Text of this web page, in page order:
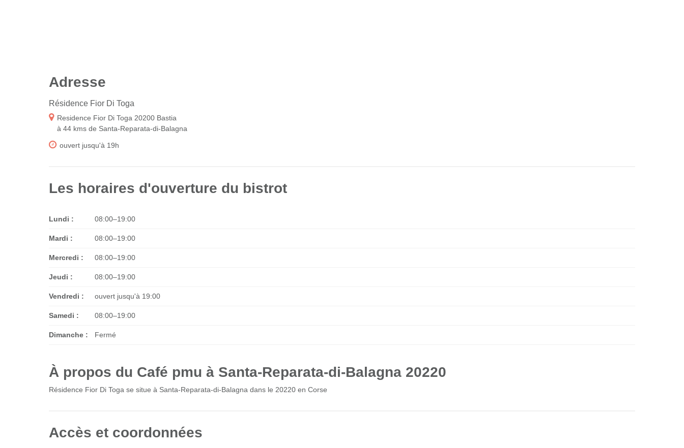
Adresse
Résidence Fior Di Toga
Residence Fior Di Toga 20200 Bastia
à 44 kms de Santa-Reparata-di-Balagna
ouvert jusqu'à 19h
Les horaires d'ouverture du bistrot
Lundi : 08:00–19:00
Mardi : 08:00–19:00
Mercredi : 08:00–19:00
Jeudi : 08:00–19:00
Vendredi : ouvert jusqu'à 19:00
Samedi : 08:00–19:00
Dimanche : Fermé
À propos du Café pmu à Santa-Reparata-di-Balagna 20220
Résidence Fior Di Toga se situe à Santa-Reparata-di-Balagna dans le 20220 en Corse
Accès et coordonnées